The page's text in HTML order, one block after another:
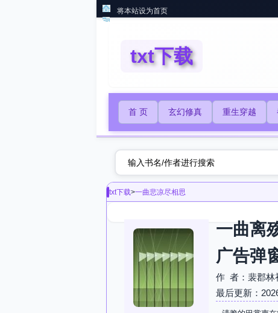
将本站设为首页
txt下载
首 页 玄幻修真 重生穿越
txt下载>一曲悲凉尽相思
一曲离
广告弹
作 者：裴郡林
最后更新：